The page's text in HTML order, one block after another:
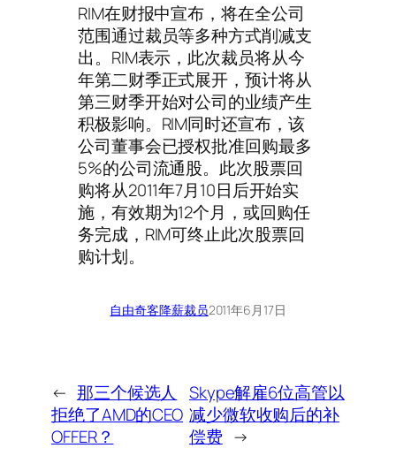
RIM在财报中宣布，将在全公司
范围通过裁员等多种方式削减支
出。RIM表示，此次裁员将从今
年第二财季正式展开，预计将从
第三财季开始对公司的业绩产生
积极影响。RIM同时还宣布，该
公司董事会已授权批准回购最多
5%的公司流通股。此次股票回
购将从2011年7月10日后开始实
施，有效期为12个月，或回购任
务完成，RIM可终止此次股票回
购计划。
自由奇客降薪裁员2011年6月17日
← 那三个候选人
拒绝了AMD的CEO
OFFER？
Skype解雇6位高管以
减少微软收购后的补
偿费 →